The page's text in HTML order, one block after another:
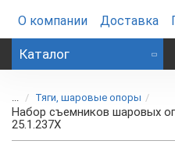
О компании Доставка
Каталог
... Тяги, шаровые опоры
Набор съемников шаровых
25.1.237X